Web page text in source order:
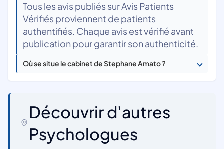
Tous les avis publiés sur Avis Patients
Vérifiés proviennent de patients
authentifiés. Chaque avis est vérifié avant
publication pour garantir son authenticité.
Où se situe le cabinet de Stephane Amato ?
Découvrir d'autres
Psychologues